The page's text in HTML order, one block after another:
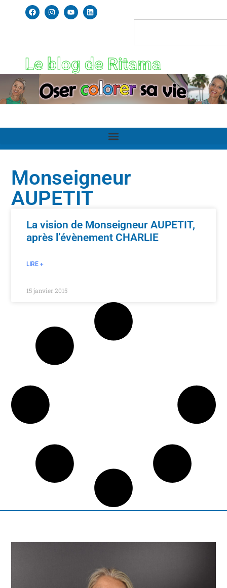
Le blog de Ritama
Monseigneur
AUPETIT
La vision de Monseigneur AUPETIT,
après l’évènement CHARLIE
LIRE +
15 janvier 2015